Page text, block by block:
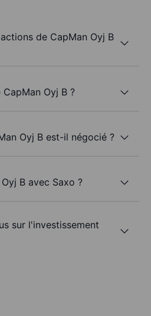
de CapMan Oyj B
Oyj B ?
Oyj B est-il négocié ?
B avec Saxo ?
sur l'investissement